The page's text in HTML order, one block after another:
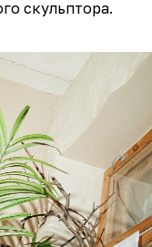
скульптора.